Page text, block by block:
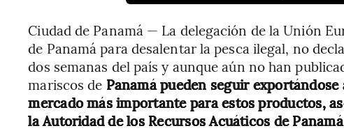
Ciudad de Panamá — La delegación de la Unión
de Panamá para desalentar la pesca ilegal, no
dos semanas del país y aunque aún no han
mariscos de Panamá pueden seguir
mercado más importante para estos productos,
la Autoridad de los Recursos Acuáticos de